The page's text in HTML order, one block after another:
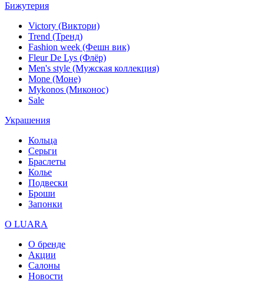
Бижутерия
Victory (Виктори)
Trend (Тренд)
Fashion week (Фешн вик)
Fleur De Lys (Флёр)
Men's style (Мужская коллекция)
Mone (Моне)
Mykonos (Миконос)
Sale
Украшения
Кольца
Серьги
Браслеты
Колье
Подвески
Броши
Запонки
О LUARA
О бренде
Акции
Салоны
Новости